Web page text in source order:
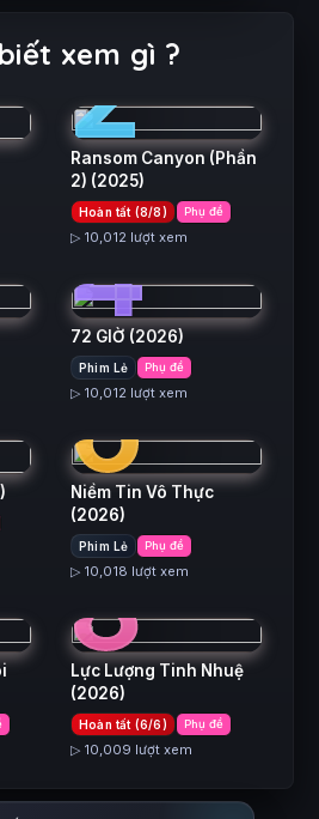
xem gì ?
2
Ransom Canyon (Phần
2) (2025)
Hoàn tất (8/8) Phụ đề
▷ 10,012 lượt xem
4
72 GIỜ (2026)
Phim Lẻ Phụ đề
▷ 10,012 lượt xem
6
Niềm Tin Vô Thực
(2026)
Phim Lẻ Phụ đề
▷ 10,018 lượt xem
8
Lực Lượng Tinh Nhuệ
(2026)
Hoàn tất (6/6) Phụ đề
▷ 10,009 lượt xem